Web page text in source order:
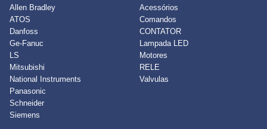
Allen Bradley
ATOS
Danfoss
Ge-Fanuc
LS
Mitsubishi
National Instruments
Panasonic
Schneider
Siemens
Acessórios
Comandos
CONTATOR
Lampada LED
Motores
RELE
Valvulas